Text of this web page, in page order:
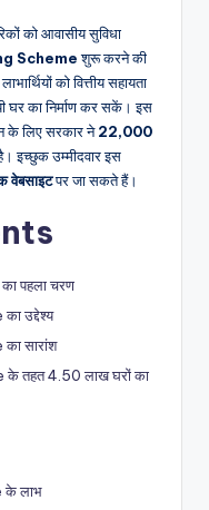
को आवासीय सुविधा
Schemeशुरू करने की
को वित्तीय सहायता
घर का निर्माण कर सकें। इस
के लिए सरकार ने22,000
इच्छुक उम्मीदवार इस
वेबसाइटपर जा सकते हैं।
पहला चरण
उद्देश्य
सारांश
तहत 4.50 लाख घरों का
के लाभ